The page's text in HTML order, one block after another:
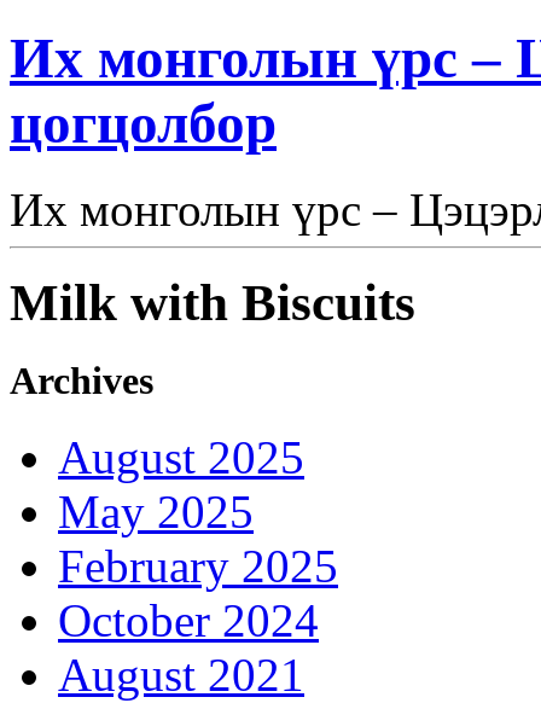
Их монголын үрс –
цогцолбор
Их монголын үрс –
Milk with Biscuits
Archives
August 2025
May 2025
February 2025
October 2024
August 2021